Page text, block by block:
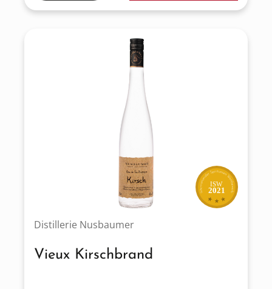
2021
ISW
Distillerie Nusbaumer
Vieux Kirschbrand